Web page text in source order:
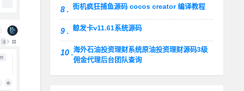
8 . 街机疯狂捕鱼源码 cocos creator 编译教程
9 . 鲸发卡v11.61系统源码
10 .海外石油投资理财系统原油投资理财源码3级
佣金代理后台团队查询